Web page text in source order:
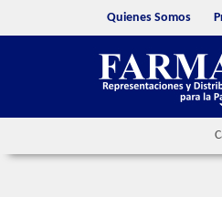
Quienes Somos